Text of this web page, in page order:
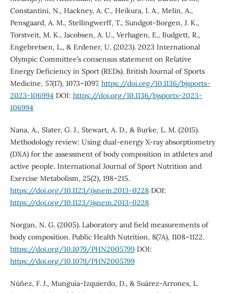
Constantini, N., Hackney, A. C., Heikura, I. A., Melin, A.,
Pensgaard, A. M., Stellingwerff, T., Sundgot-Borgen, J. K.,
Torstveit, M. K., Jacobsen, A. U., Verhagen, E., Budgett, R.,
Engebretsen, L., & Erdener, U. (2023). 2023 International
Olympic Committee’s consensus statement on Relative
Energy Deficiency in Sport (REDs). British Journal of Sports
Medicine, 57(17), 1073–1097. https://doi.org/10.1136/bjsports-
2023-106994 DOI: https://doi.org/10.1136/bjsports-2023-
106994
Nana, A., Slater, G. J., Stewart, A. D., & Burke, L. M. (2015).
Methodology review: Using dual-energy X-ray absorptiometry
(DXA) for the assessment of body composition in athletes and
active people. International Journal of Sport Nutrition and
Exercise Metabolism, 25(2), 198–215.
https://doi.org/10.1123/ijsnem.2013-0228DOI:
https://doi.org/10.1123/ijsnem.2013-0228
Norgan, N. G. (2005). Laboratory and field measurements of
body composition. Public Health Nutrition, 8(7A), 1108–1122.
https://doi.org/10.1079/PHN2005799DOI:
https://doi.org/10.1079/PHN2005799
Núñez, F. J., Munguía-Izquierdo, D., & Suárez-Arrones, L.